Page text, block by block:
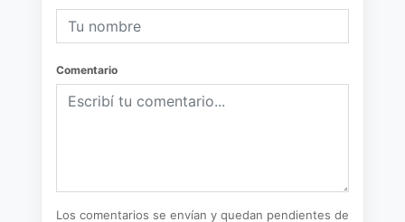
Comentario
Los comentarios se envían y quedan pendientes de